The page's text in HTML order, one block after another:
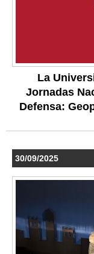
La
Jornadas
Defensa:
30/09/2025